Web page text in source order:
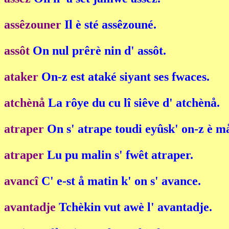
assêzouner Il è sté assêzouné.
assôt On nul prêrè nin d' assôt.
ataker On-z est ataké siyant ses fwaces.
atchènå La rôye du cu lî siêve d' atchènå.
atraper On s' atrape toudi eyûsk' on-z è
atraper Lu pu malin s' fwêt atraper.
avancî C' e-st å matin k' on s' avance.
avantadje Tchèkin vut awè l' avantadje.